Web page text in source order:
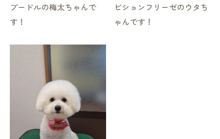
プードルの梅太ちゃんで
す！
ビションフリーゼのウタち
ゃんです！